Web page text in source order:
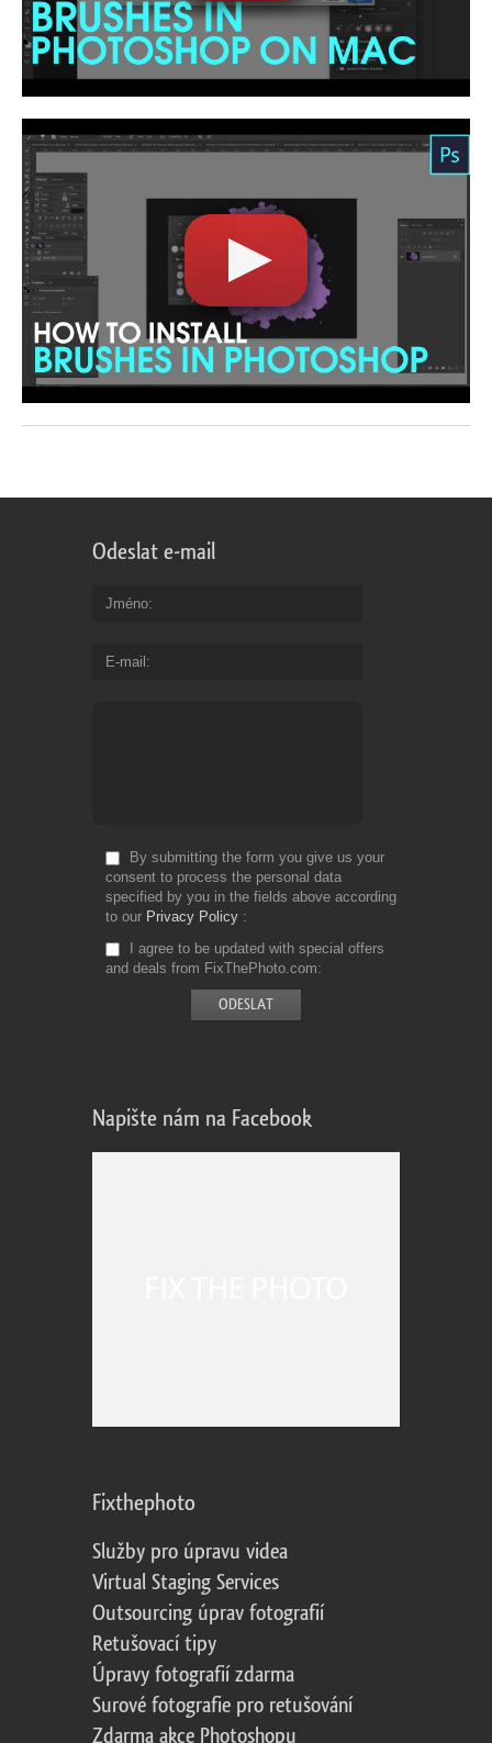
Odeslat e-mail
Jméno
E-mail
By submitting the form you give us your
consent to process the personal data
specified by you in the fields above according
to our Privacy Policy
I agree to be updated with special offers
and deals from FixThePhoto.com
Napište nám na Facebook
Fixthephoto
Služby pro úpravu videa
Virtual Staging Services
Outsourcing úprav fotografií
Retušovací tipy
Úpravy fotografií zdarma
Surové fotografie pro retušování
Zdarma akce Photoshopu